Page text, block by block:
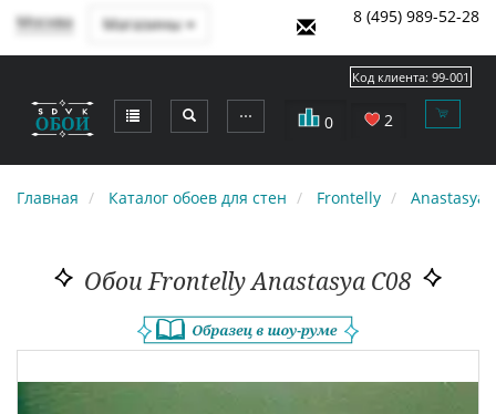
Москва Магазины 8 (495) 989-52-28
⋯ 0 2
Код клиента: 99-001
Главная Каталог обоев для стен Frontelly Anastasya
Обои Frontelly Anastasya C08